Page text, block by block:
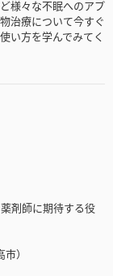
様々な不眠へのアプ
治療について今すぐ
い方を学んでみてく
剤師に期待する役
）